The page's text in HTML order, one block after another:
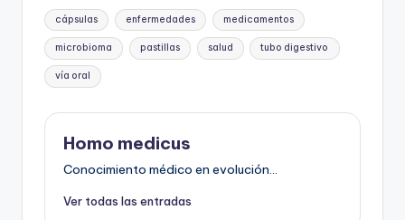
Etiquetas:
cápsulas enfermedades medicamentos
microbioma pastillas salud tubo digestivo
vía oral
Homo medicus
Conocimiento médico en evolución...
Ver todas las entradas